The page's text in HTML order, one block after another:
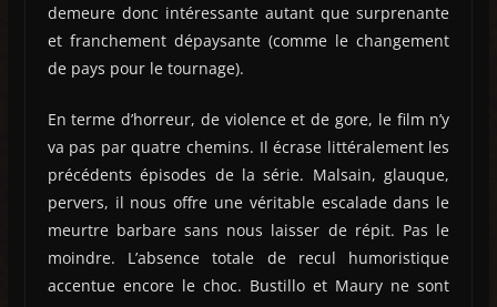
demeure donc intéressante autant que surprenante
et franchement dépaysante (comme le changement
de pays pour le tournage).
En terme d’horreur, de violence et de gore, le film n’y
va pas par quatre chemins. Il écrase littéralement les
précédents épisodes de la série. Malsain, glauque,
pervers, il nous offre une véritable escalade dans le
meurtre barbare sans nous laisser de répit. Pas le
moindre. L’absence totale de recul humoristique
accentue encore le choc. Bustillo et Maury ne sont